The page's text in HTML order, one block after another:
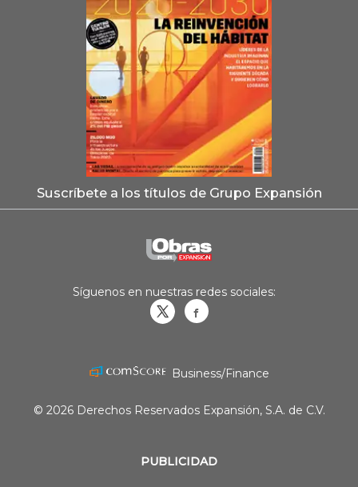
Suscríbete a los títulos de Grupo Expansión
PUBLICIDAD
Síguenos en nuestras redes sociales:
Business/Finance
© 2026 Derechos Reservados Expansión, S.A. de C.V.